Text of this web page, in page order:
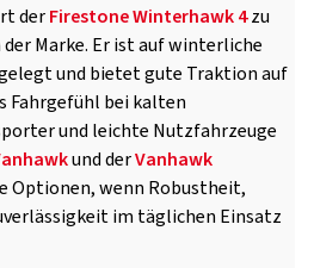
derFirestone Winterhawk 4zu
Marke. Er ist auf winterliche
und bietet gute Traktion auf
Fahrgefühl bei kalten
und leichte Nutzfahrzeuge
und derVanhawk
Optionen, wenn Robustheit,
im täglichen Einsatz